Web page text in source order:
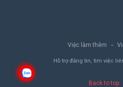
Việc làm thêm
Hỗ trợ đăng tin, tìm việc
Back to top